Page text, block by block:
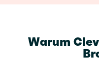
Warum